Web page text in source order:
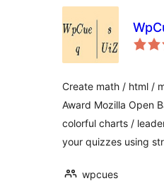
Create math / html /
Award Mozilla Open
colorful charts /
your quizzes using
wpcues